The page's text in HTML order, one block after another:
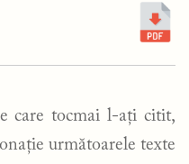
care tocmai l-ați citit,
următoarele texte